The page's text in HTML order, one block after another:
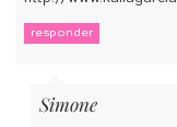
responder
Simone